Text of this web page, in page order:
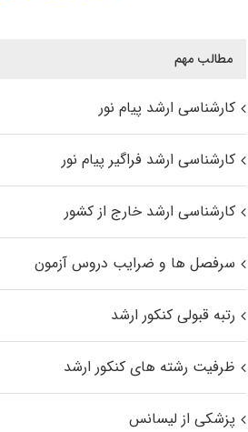
مطالب مهم
کارشناسی ارشد پیام نور
کارشناسی ارشد فراگیر پیام نور
کارشناسی ارشد خارج از کشور
سرفصل ها و ضرایب دروس آزمون
رتبه قبولی کنکور ارشد
ظرفیت رشته های کنکور ارشد
پزشکی از لیسانس